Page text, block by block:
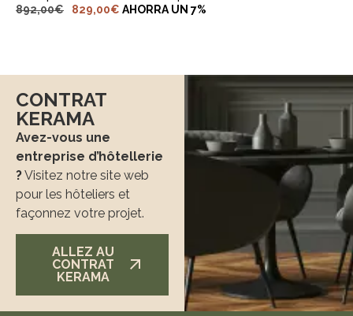
892,00€ 829,00€ AHORRA UN 7%
CONTRAT
KERAMA
Avez-vous une
entreprise d’hôtellerie
?Visitez notre site web
pour les hôteliers et
façonnez votre projet.
ALLEZ AU
CONTRAT
KERAMA